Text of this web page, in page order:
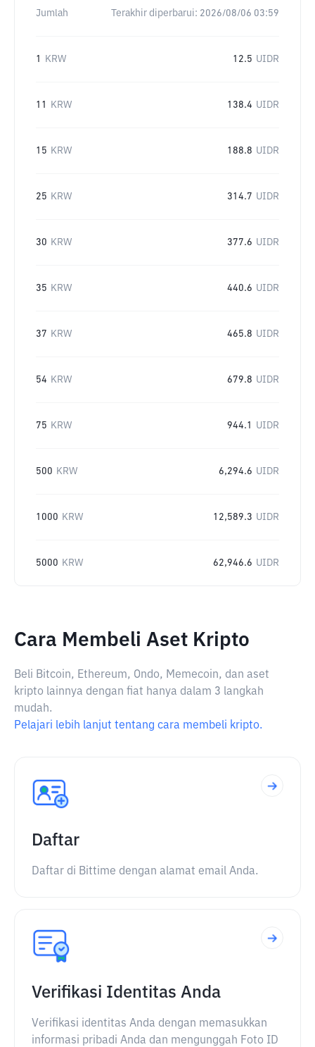
Jumlah Terakhir diperbarui: 2026/08/06 03:59
1 KRW 12.5 UIDR
11 KRW 138.4 UIDR
15 KRW 188.8 UIDR
25 KRW 314.7 UIDR
30 KRW 377.6 UIDR
35 KRW 440.6 UIDR
37 KRW 465.8 UIDR
54 KRW 679.8 UIDR
75 KRW 944.1 UIDR
500 KRW 6,294.6 UIDR
1000 KRW 12,589.3 UIDR
5000 KRW 62,946.6 UIDR
Cara Membeli Aset Kripto
Beli Bitcoin, Ethereum, Ondo, Memecoin, dan aset
kripto lainnya dengan fiat hanya dalam 3 langkah
mudah.
Pelajari lebih lanjut tentang cara membeli kripto.
Daftar
Daftar di Bittime dengan alamat email Anda.
Verifikasi Identitas Anda
Verifikasi identitas Anda dengan memasukkan
informasi pribadi Anda dan mengunggah Foto ID